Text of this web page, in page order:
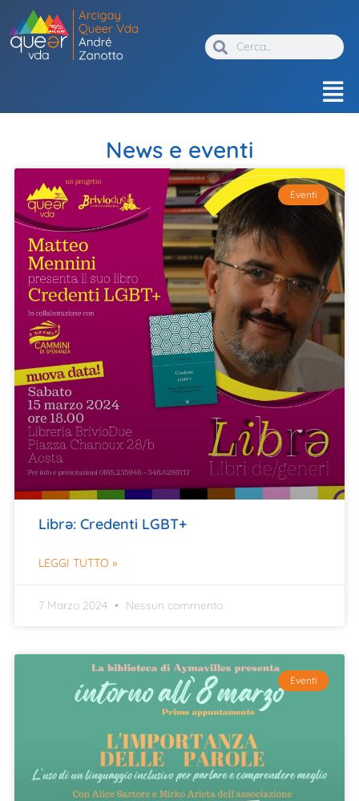
News e eventi
Eventi
Librə: Credenti LGBT+
LEGGI TUTTO »
7 Marzo 2024 Nessun commento
Eventi